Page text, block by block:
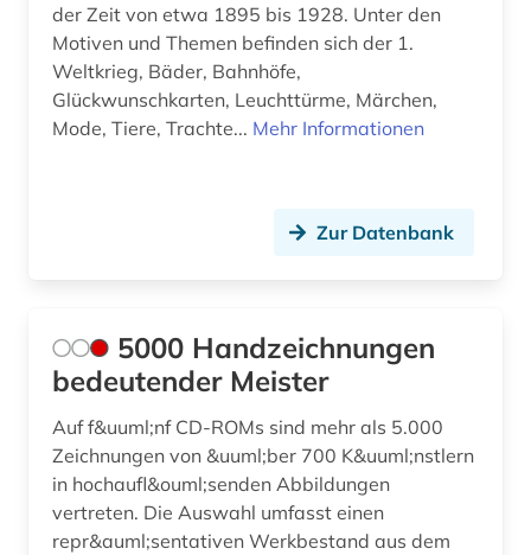
denkmalschutz (2)
der blaue reiter (1)
design (1)
designer (1)
designerin (1)
deutsch (1)
deutsche demokratische republik (1)
der Zeit von etwa 1895 bis 1928. Unter den
Motiven und Themen befinden sich der 1.
Weltkrieg, Bäder, Bahnhöfe,
Glückwunschkarten, Leuchttürme, Märchen,
Mode, Tiere, Trachte... Mehr Informationen
Zur Datenbank
5000 Handzeichnungen
bedeutender Meister
Auf f&uuml;nf CD-ROMs sind mehr als 5.000
Zeichnungen von &uuml;ber 700 K&uuml;nstlern
in hochaufl&ouml;senden Abbildungen
vertreten. Die Auswahl umfasst einen
repr&auml;sentativen Werkbestand aus dem